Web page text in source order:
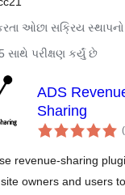
ઓછા સક્રિય સ્થાપનો
સાથે પરીક્ષણ કર્યું છે
ADS
Sharing
revenue-sharing
owners and users to